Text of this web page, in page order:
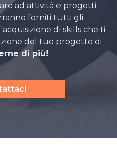
ad attività e progetti
forniti tutti gli
di skills che ti
del tuo progetto di
di più!